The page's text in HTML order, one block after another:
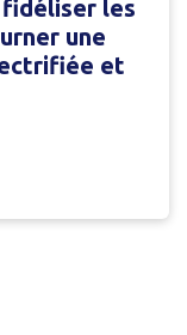
les
une
et